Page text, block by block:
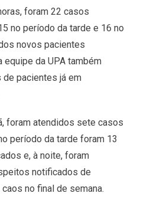
foram 22 casos
no período da tarde e 16 no
novos pacientes
da UPA também
pacientes já em
foram atendidos sete casos
período da tarde foram 13
e, à noite, foram
notificados de
no final de semana.